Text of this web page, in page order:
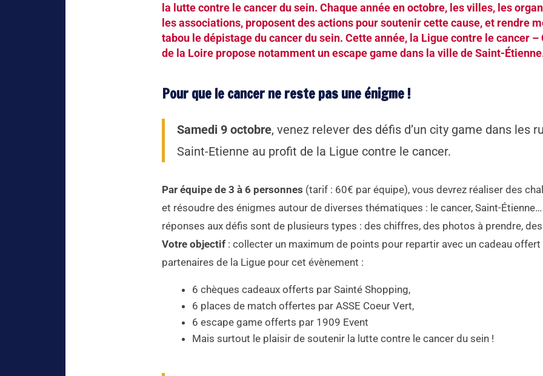
la lutte contre le cancer du sein. Chaque année en octobre, les villes, les
les associations, proposent des actions pour soutenir cette cause, et rendre
tabou le dépistage du cancer du sein. Cette année, la Ligue contre le cancer –
de la Loire propose notamment un escape game dans la ville de Saint-
Pour que le cancer ne reste pas une énigme !
Samedi 9 octobre, venez relever des défis d’un city game dans les
Saint-Etienne au profit de la Ligue contre le cancer.
Par équipe de 3 à 6 personnes (tarif : 60€ par équipe), vous devrez réaliser des
et résoudre des énigmes autour de diverses thématiques : le cancer, Saint-
réponses aux défis sont de plusieurs types : des chiffres, des photos à prendre,
Votre objectif: collecter un maximum de points pour repartir avec un cadeau offert
partenaires de la Ligue pour cet évènement :
6 chèques cadeaux offerts par Sainté Shopping,
6 places de match offertes par ASSE Coeur Vert,
6 escape game offerts par 1909 Event
Mais surtout le plaisir de soutenir la lutte contre le cancer du sein !